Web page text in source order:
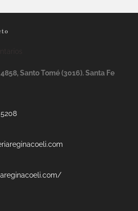
Santo Tomé (3016). Santa Fe